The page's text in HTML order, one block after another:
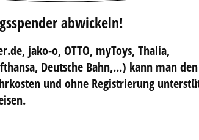
abwickeln!
jako-o, OTTO, myToys, Thalia,
Deutsche Bahn,...) kann man den
und ohne Registrierung